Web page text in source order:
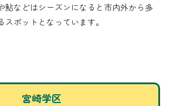
鮎などはシーズンになると市内外から多
スポットとなっています。
宮崎学区